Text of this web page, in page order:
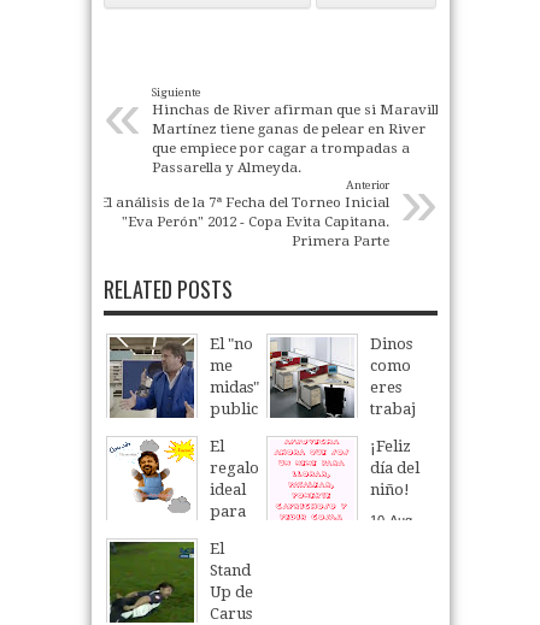
« Siguiente
Hinchas de River afirman que si Maravilla
Martínez tiene ganas de pelear en River
que empiece por cagar a trompadas a
Passarella y Almeyda.
»
Anterior
El análisis de la 7ª Fecha del Torneo Inicial
"Eva Perón" 2012 - Copa Evita Capitana.
Primera Parte
RELATED POSTS
El "no
me
midas"
public
de
Carus
o
Lomb
ardi
Nov
Dinos
como
eres
trabaj
te
direm
os que
perso
El
regalo
ideal
para
del
niño
10 Aug 2014
¡Feliz
día del
niño!
10 Aug
El
Stand
Up de
Carus